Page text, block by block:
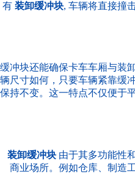
有 装卸缓冲块, 车辆将直接撞
缓冲块还能确保卡车车厢与装
辆尺寸如何，只要车辆紧靠缓
保持不变。这一特点不仅便于
装卸缓冲块 由于其多功能性
商业场所。例如仓库、制造